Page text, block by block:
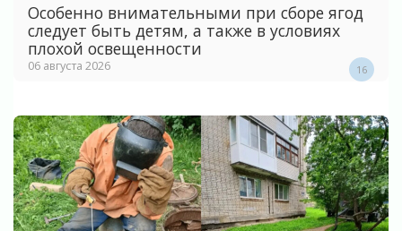
Особенно внимательными при сборе ягод
следует быть детям, а также в условиях
плохой освещенности
06 августа 2026 16